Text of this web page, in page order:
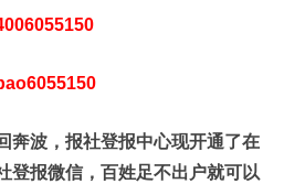
奔波，报社登报中心现开通了在
登报微信，百姓足不出户就可以